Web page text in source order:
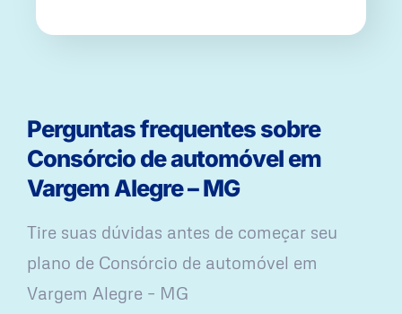
Perguntas frequentes sobre
Consórcio de automóvel em
Vargem Alegre – MG
Tire suas dúvidas antes de começar seu
plano ​de Consórcio de automóvel em
Vargem Alegre – MG